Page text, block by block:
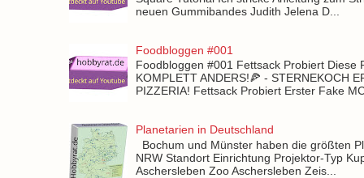
neuen Gummibandes Judith Jelena D...
Foodbloggen #001
Foodbloggen #001 Fettsack Probiert Diese
KOMPLETT ANDERS!🍕 - STERNEKOCH
PIZZERIA! Fettsack Probiert Erster Fake
Planetarien in Deutschland
Bochum und Münster haben die größten
NRW Standort Einrichtung Projektor-Typ
Aschersleben Zoo Aschersleben Zeis...